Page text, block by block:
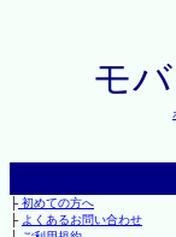
モ
├初めての方へ
├ よくあるお問い合わせ